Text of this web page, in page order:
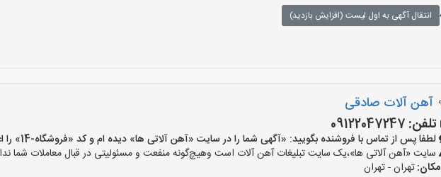
انتقال آگهی به اول لیست (افزایش بازدید)
آهن آلات صادقی
تلفن: 09122047247
لطفا پس از تماس با فروشنده بگویید: «آگهی شما را در سایت «آهن آلاتی ها» دیده ام و کد «فروشگاه-14» را اعلام کنید»
سایت «آهن آلاتی ها»،یک سایت تبلیغات آهن آلات است وهیچ‌گونه منفعت و مسئولیتی در قبال معاملات شما
مکان:تهران - تهران